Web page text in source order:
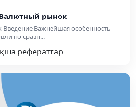
рынок
Важнейшая особенность
по сравн...
рефераттар